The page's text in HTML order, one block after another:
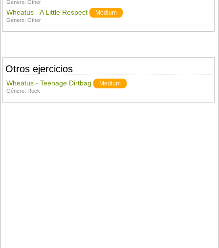
Género:Other
Wheatus - A Little Respect Medium
Género:Other
Otros ejercicios
Wheatus - Teenage Dirtbag Medium
Género: Rock